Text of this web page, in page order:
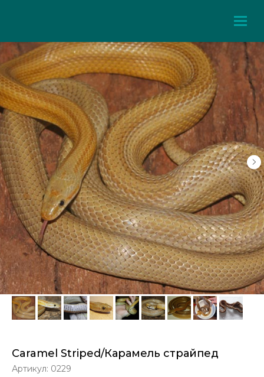
Caramel Striped/Карамель страйпед
Артикул: 0229